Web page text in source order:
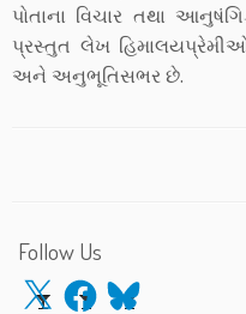
પોતાના વિચાર તથા
પ્રસ્તુત લેખ
અને અનુભૂતિસભર છે.
Follow Us
X Facebook
Bluesky